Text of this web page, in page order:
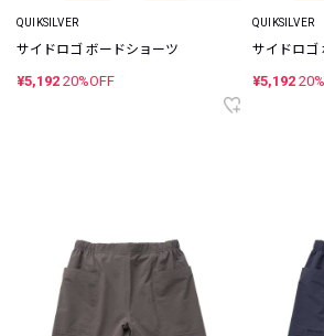
QUIKSILVER
サイドロゴ ボードショーツ
¥5,192 20%OFF
QUIKSILVER
サイドロゴ
¥5,192